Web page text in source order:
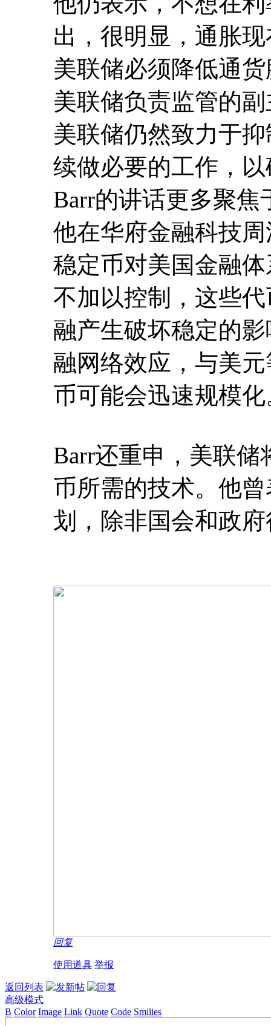
出，很明显，通胀
美联储必须降低通
美联储负责监管的
美联储仍然致力于
续做必要的工作，
Barr的讲话更多聚
他在华府金融科技
稳定币对美国金融
不加以控制，这些
融产生破坏稳定的
融网络效应，与美
币可能会迅速规模化
Barr还重申，美联
币所需的技术。他
划，除非国会和政
回复
使用道具 举报
返回列表
高级模式
B Color Image Link Quote Code Smilies